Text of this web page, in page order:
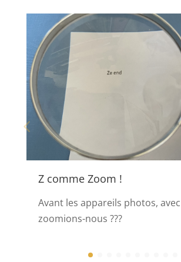
Z comme Zoom !
Avant les appareils photos,
zoomions-nous ???